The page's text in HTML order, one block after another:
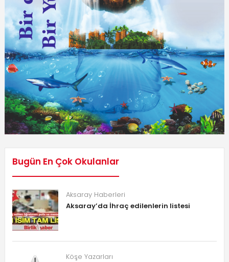
Bugün En Çok Okulanlar
Aksaray Haberleri
Aksaray’da İhraç edilenlerin listesi
Köşe Yazarları